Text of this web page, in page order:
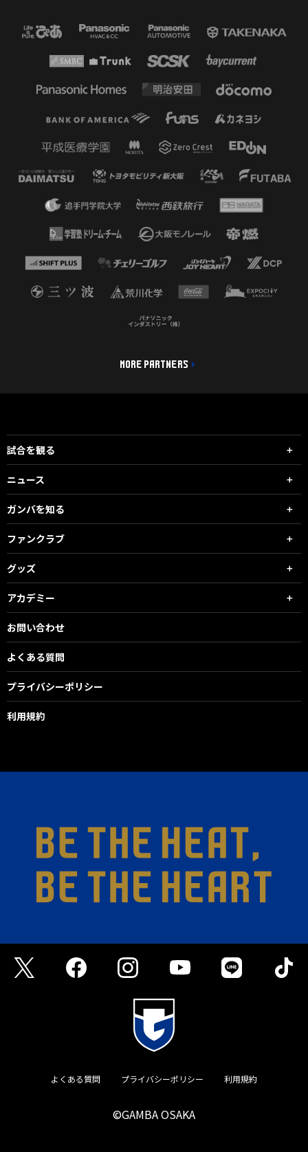
MORE PARTNERS
試合を観る
ニュース
ガンバを知る
ファンクラブ
グッズ
アカデミー
お問い合わせ
よくある質問
プライバシーポリシー
利用規約
よくある質問 プライバシーポリシー 利用規約
©GAMBA OSAKA